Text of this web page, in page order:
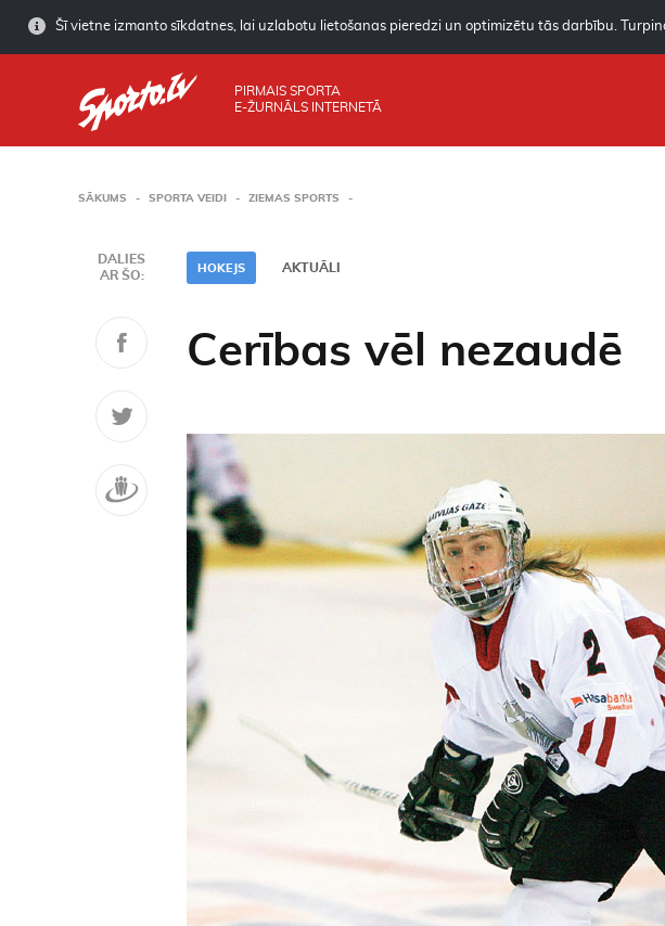
Šī vietne izmanto sīkdatnes, lai uzlabotu lietošanas pieredzi un optimizētu tās darbību.
PIRMAIS SPORTA
E-ŽURNĀLS INTERNETĀ
SĀKUMS SPORTA VEIDI ZIEMAS SPORTS
DALIES
AR ŠO:
HOKEJS AKTUĀLI
Cerības vēl nezaudē